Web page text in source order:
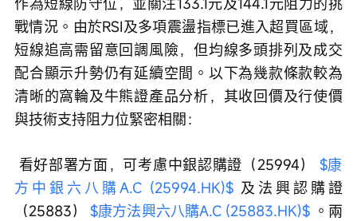
戰情況。由於RSI及多項震盪指標已進入超買區域，
短線追高需留意回調風險，但均線多頭排列及成交
配合顯示升勢仍有延續空間。以下為幾款條款較為
清晰的窩輪及牛熊證產品分析，其收回價及行使價
與技術支持阻力位緊密相關：
看好部署方面，可考慮中銀認購證（25994） $康
方中銀六八購A.C (25994.HK)$ 及法興認購證
（25883） $康方法興六八購A.C (25883.HK)$ 。兩